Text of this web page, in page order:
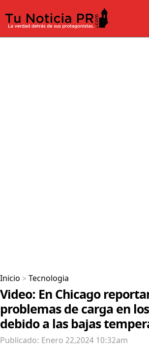
Inicio > Tecnologia
Video: En Chicago
problemas de carga en
debido a las bajas
Publicado: Enero 22,2024 10:32am